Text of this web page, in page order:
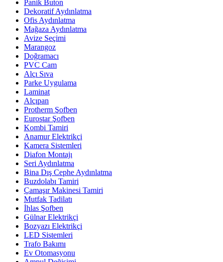
Panik Buton
Dekoratif Aydınlatma
Ofis Aydınlatma
Mağaza Aydınlatma
Avize Seçimi
Marangoz
Doğramacı
PVC Cam
Alçı Sıva
Parke Uygulama
Laminat
Alçıpan
Protherm Şofben
Eurostar Şofben
Kombi Tamiri
Anamur Elektrikçi
Kamera Sistemleri
Diafon Montajı
Seri Aydınlatma
Bina Dış Cephe Aydınlatma
Buzdolabı Tamiri
Çamaşır Makinesi Tamiri
Mutfak Tadilatı
İhlas Şofben
Gülnar Elektrikçi
Bozyazı Elektrikçi
LED Sistemleri
Trafo Bakımı
Ev Otomasyonu